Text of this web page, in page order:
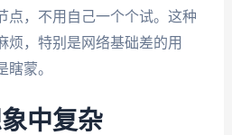
点，不用自己一个个试。这种
烦，特别是网络基础差的用
蒙。
中复杂